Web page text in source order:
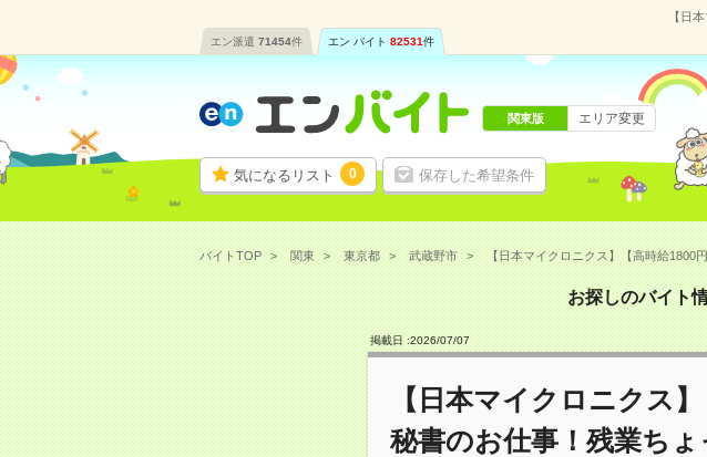
【日
エン派遣 71454件 エン バイト 82531件
気になるリスト 0 保存した希望条件
関東版 エリア変更
バイトTOP 関東 東京都 武蔵野市 【日本マイクロニクス】【高時給1800
お探しのバイト
掲載日 :2026/07/07
【日本マイクロニクス
秘書のお仕事！残業ちょ